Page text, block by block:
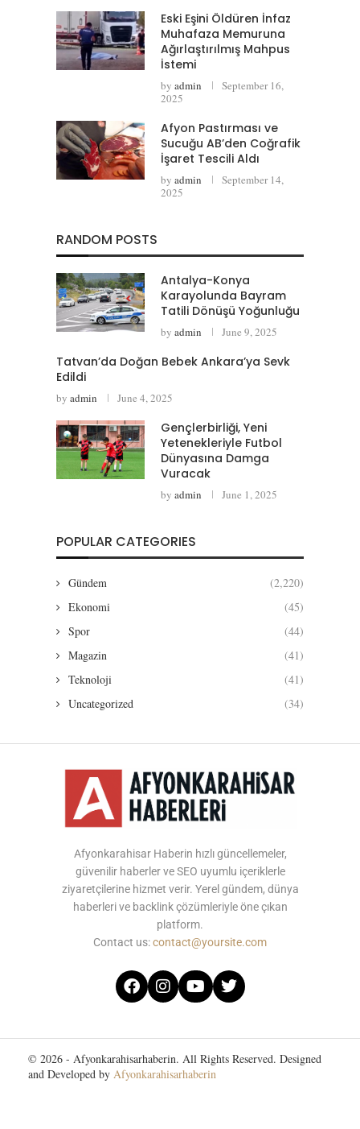
Eski Eşini Öldüren İnfaz
Muhafaza Memuruna
Ağırlaştırılmış Mahpus
İstemi
by admin
September 16,
2025
Afyon Pastırması ve
Sucuğu AB’den Coğrafik
İşaret Tescili Aldı
by admin
September 14,
2025
RANDOM POSTS
Antalya-Konya
Karayolunda Bayram
Tatili Dönüşü Yoğunluğu
by admin June 9, 2025
Tatvan’da Doğan Bebek Ankara’ya Sevk
Edildi
by admin June 4, 2025
Gençlerbirliği, Yeni
Yetenekleriyle Futbol
Dünyasına Damga
Vuracak
by admin June 1, 2025
POPULAR CATEGORIES
Gündem
(2,220)
Ekonomi
(45)
Spor
(44)
Magazin
(41)
Teknoloji
(41)
Uncategorized
(34)
Afyonkarahisar Haberin hızlı güncellemeler,
güvenilir haberler ve SEO uyumlu içeriklerle
ziyaretçilerine hizmet verir. Yerel gündem, dünya
haberleri ve backlink çözümleriyle öne çıkan
platform.
Contact us:contact@yoursite.com
© 2026 - Afyonkarahisarhaberin. All Rights Reserved. Designed
and Developed by Afyonkarahisarhaberin